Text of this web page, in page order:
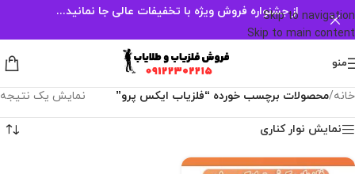
Skip to navigation
Skip to main content
از جشنواره فروش ویژه با تخفیفات عالی جا نمانید...
منو
خانه/محصولات برچسب خورده “فلزیاب ایکس پرو” نمایش یک نتیجه
نمایش نوار کناری